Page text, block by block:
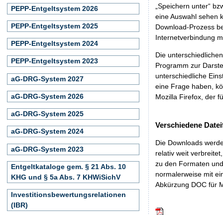
„Speichern unter“
eine Auswahl sehen
Download-Prozess
Internetverbindung
Die
Programm zur
unterschiedliche
eine Frage haben,
Mozilla Firefox, der
Verschiedene
Die Downloads
relativ weit
zu den Formaten
normalerweise mit
Abkürzung DOC für
PEPP-Entgeltsystem 2026
PEPP-Entgeltsystem 2025
PEPP-Entgeltsystem 2024
PEPP-Entgeltsystem 2023
aG-DRG-System 2027
aG-DRG-System 2026
aG-DRG-System 2025
aG-DRG-System 2024
aG-DRG-System 2023
Entgeltkataloge gem. § 21 Abs. 10
KHG und § 5a Abs. 7 KHWiSichV
Investitionsbewertungsrelationen
(IBR)